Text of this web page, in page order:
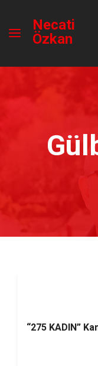
Necati
Özkan
“275 KADIN”